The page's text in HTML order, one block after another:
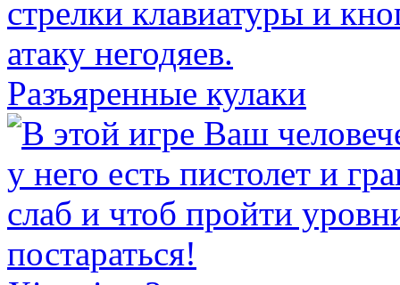
Разъяренные кулаки